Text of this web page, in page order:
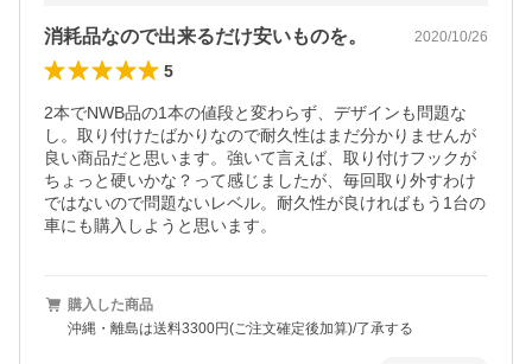
消耗品なので出来るだけ安いものを。 2020/10/26
5
2本でNWB品の1本の値段と変わらず、デザインも問題な
し。取り付けたばかりなので耐久性はまだ分かりませんが
良い商品だと思います。強いて言えば、取り付けフックが
ちょっと硬いかな？って感じましたが、毎回取り外すわけ
ではないので問題ないレベル。耐久性が良ければもう1台の
車にも購入しようと思います。
購入した商品
沖縄・離島は送料3300円(ご注文確定後加算)/了承する